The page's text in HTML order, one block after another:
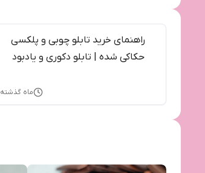
راهنمای خرید تابلو چوبی و پلکسی
حکاکی شده | تابلو دکوری و یادبود
ماه گذشته